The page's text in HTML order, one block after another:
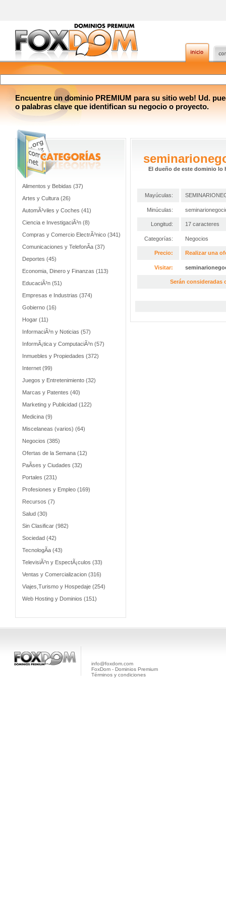
Encuentre un dominio PREMIUM para su sitio web! Ud.
o palabras clave que identifican su negocio o proyecto.
Alimentos y Bebidas (37)
Artes y Cultura (26)
AutomÃ³viles y Coches (41)
Ciencia e InvestigaciÃ³n (8)
Compras y Comercio ElectrÃ³nico (341)
Comunicaciones y TelefonÃ­a (37)
Deportes (45)
Economia, Dinero y Finanzas (113)
EducaciÃ³n (51)
Empresas e Industrias (374)
Gobierno (16)
Hogar (11)
InformaciÃ³n y Noticias (57)
InformÃ¡tica y ComputaciÃ³n (57)
Inmuebles y Propiedades (372)
Internet (99)
Juegos y Entretenimiento (32)
Marcas y Patentes (40)
Marketing y Publicidad (122)
Medicina (9)
Miscelaneas (varios) (64)
Negocios (385)
Ofertas de la Semana (12)
PaÃ­ses y Ciudades (32)
Portales (231)
Profesiones y Empleo (169)
Recursos (7)
Salud (30)
Sin Clasificar (982)
Sociedad (42)
TecnologÃ­a (43)
TelevisiÃ³n y EspectÃ¡culos (33)
Ventas y Comercializacion (316)
Viajes,Turismo y Hospedaje (254)
Web Hosting y Dominios (151)
El dueño de este dominio lo
Mayúculas:
Minúculas:
Longitud: 17 caracteres
Categorías: Negocios
Precio: Realizar una
Visitar:
Serán consideradas
info@foxdom.com
FoxDom - Dominios Premium
Términos y condiciones